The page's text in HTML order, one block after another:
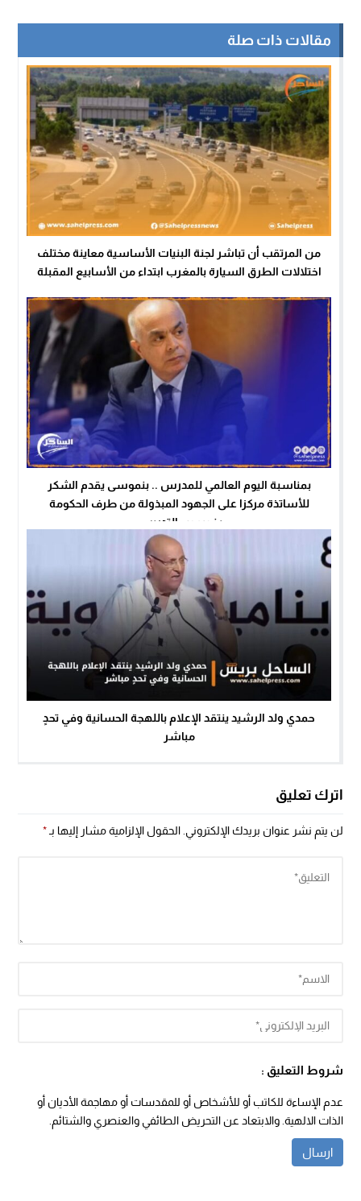
مقالات ذات صلة
من المرتقب أن تباشر لجنة البنيات الأساسية معاينة مختلف
اختلالات الطرق السيارة بالمغرب ابتداء من الأسابيع المقبلة
بمناسبة اليوم العالمي للمدرس .. بنموسى يقدم الشكر
للأساتذة مركزا على الجهود المبذولة من طرف الحكومة
بخصوص التدريس
حمدي ولد الرشيد ينتقد الإعلام باللهجة الحسانية وفي تحدٍ
مباشر
اترك تعليق
لن يتم نشر عنوان بريدك الإلكتروني. الحقول الإلزامية مشار إليها بـ*
شروط التعليق :
عدم الإساءة للكاتب أو للأشخاص أو للمقدسات أو مهاجمة الأديان أو
الذات الالهية. والابتعاد عن التحريض الطائفي والعنصري والشتائم.